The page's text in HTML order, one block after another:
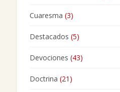
Cuaresma (3)
Destacados (5)
Devociones (43)
Doctrina (21)